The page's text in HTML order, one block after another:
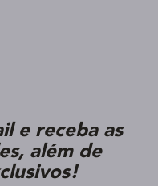
e receba as
além de